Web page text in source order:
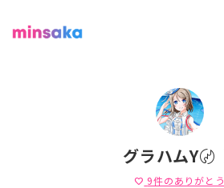
グラハムY〄
favorite 9件のありがとう